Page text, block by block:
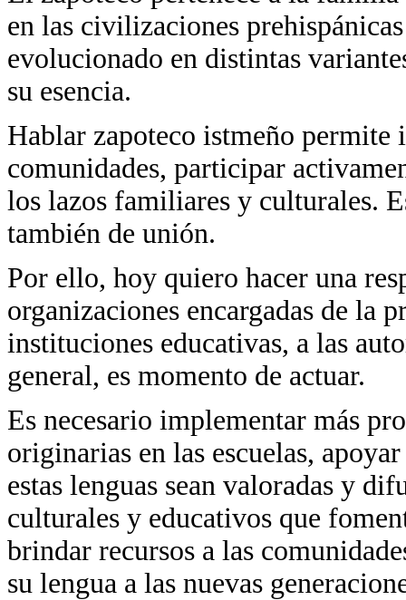
en las civilizaciones
evolucionado en distintas
su esencia.
Hablar zapoteco istmeño permite
comunidades, participar
los lazos familiares y culturales.
también de unión.
Por ello, hoy quiero hacer una
organizaciones encargadas de la
instituciones educativas, a las
general, es momento de actuar.
Es necesario implementar más
originarias en las escuelas,
estas lenguas sean valoradas y
culturales y educativos que
brindar recursos a las
su lengua a las nuevas